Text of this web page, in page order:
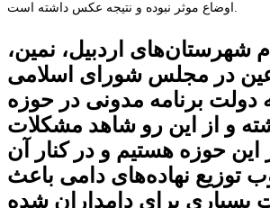
شهرستان‌های اردبیل، نمین،
در مجلس شورای اسلامی
دولت برنامه مدونی در حوزه
و از این رو شاهد مشکلات
این حوزه هستیم و در کنار آن
توزیع نهاده‌های دامی باعث
بسیاری برای دامداران شده